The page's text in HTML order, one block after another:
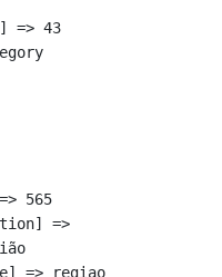
=> 43
565
=>
=> regiao